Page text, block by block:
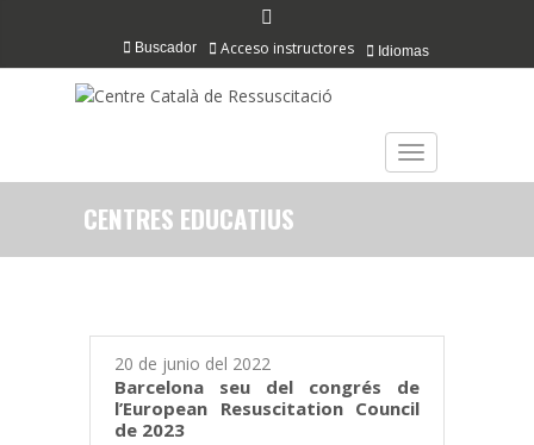
Idiomas
Acceso instructores
Buscador
TOGGLE
CENTRES EDUCATIUS
20 de junio del 2022
Barcelona seu del congrés de
l’European Resuscitation Council
de 2023